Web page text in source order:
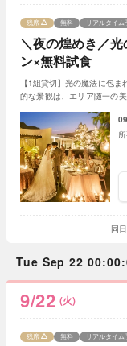
＼夜の煌めき／
ン×無料試食
残席 無料 リアルタイム
【1組貸切】光の魔法に包
的な景観は、エリア随一の
同
Tue Sep 22
9/22 (火)
残席 無料 リアルタイム